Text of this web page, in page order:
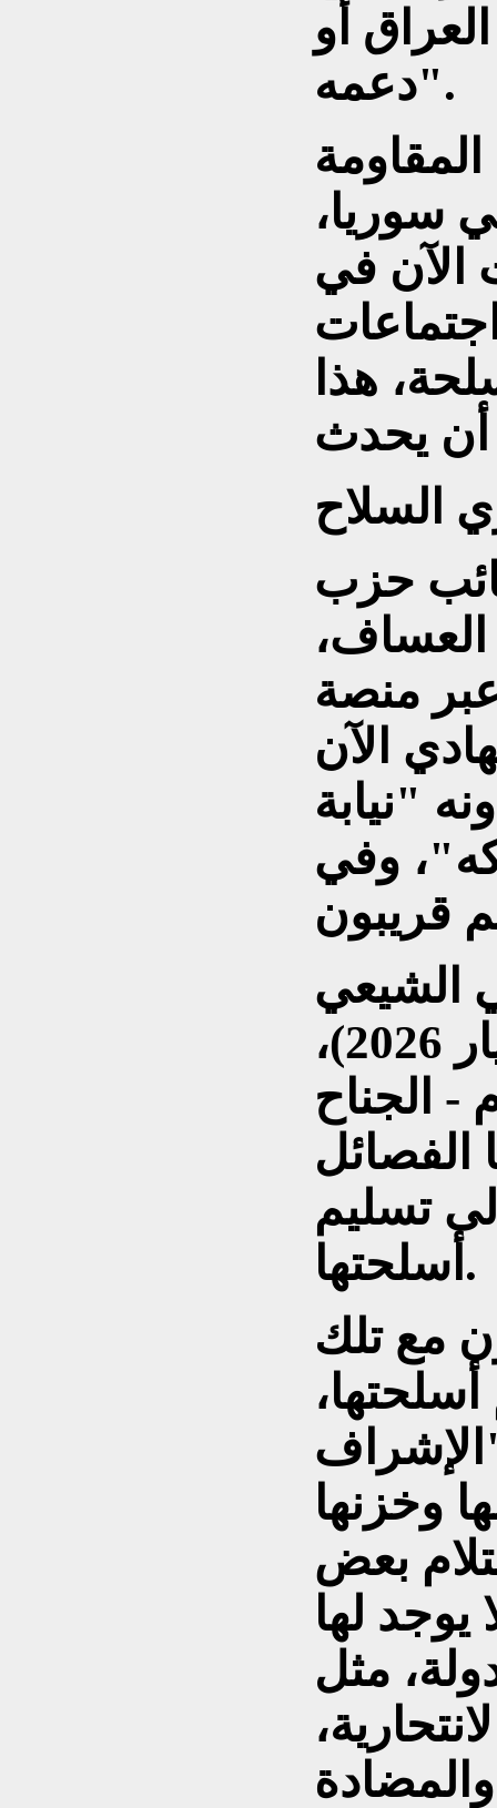
أو
دعمه".
سوريا،
الآن في
هذا
السلاح
حزب
العساف،
منصة
الآن
"نيابة
وفي
الشيعي
مقتدى الصدر في (26 أيار 2026)،
- الجناح
الفصائل
تسليم
أسلحتها.
مع تلك
وخزنها
بعض
يوجد لها
مثل